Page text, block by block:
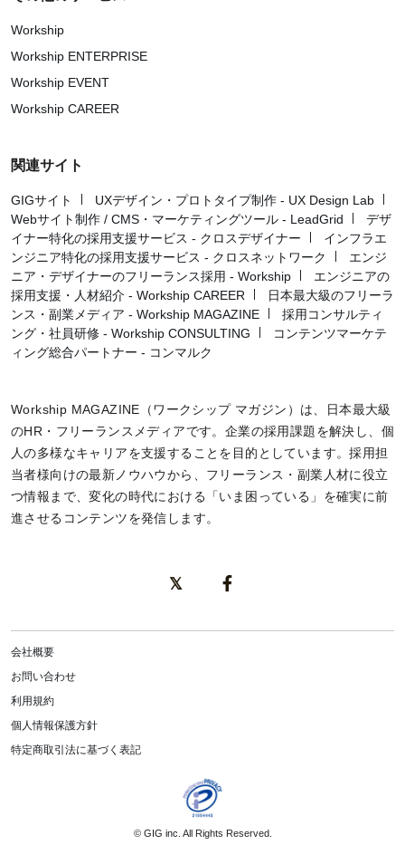
Workship
Workship ENTERPRISE
Workship EVENT
Workship CAREER
関連サイト
GIGサイト
UXデザイン・プロトタイプ制作 - UX Design Lab
Webサイト制作 / CMS・マーケティングツール - LeadGrid
デザ
イナー特化の採用支援サービス - クロスデザイナー
インフラエ
ンジニア特化の採用支援サービス - クロスネットワーク
エンジ
ニア・デザイナーのフリーランス採用 - Workship
エンジニアの
採用支援・人材紹介 - Workship CAREER
日本最大級のフリーラ
ンス・副業メディア - Workship MAGAZINE
採用コンサルティ
ング・社員研修 - Workship CONSULTING
コンテンツマーケテ
ィング総合パートナー - コンマルク
Workship MAGAZINE（ワークシップ マガジン）は、日本最大級
のHR・フリーランスメディアです。企業の採用課題を解決し、個
人の多様なキャリアを支援することを目的としています。採用担
当者様向けの最新ノウハウから、フリーランス・副業人材に役立
つ情報まで、変化の時代における「いま困っている」を確実に前
進させるコンテンツを発信します。
会社概要
お問い合わせ
利用規約
個人情報保護方針
特定商取引法に基づく表記
© GIG inc. All Rights Reserved.